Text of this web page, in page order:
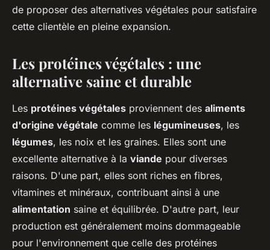
de proposer des alternatives végétales pour satisfaire
cette clientèle en pleine expansion.
Les protéines végétales : une
alternative saine et durable
Les protéines végétales proviennent des aliments
d'origine végétale comme les légumineuses, les
légumes, les noix et les graines. Elles sont une
excellente alternative à la viande pour diverses
raisons. D'une part, elles sont riches en fibres,
vitamines et minéraux, contribuant ainsi à une
alimentation saine et équilibrée. D'autre part, leur
production est généralement moins dommageable
pour l'environnement que celle des protéines